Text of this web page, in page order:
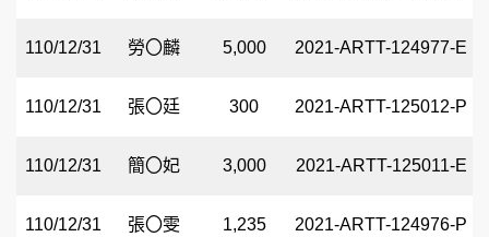
110/12/31 勞〇麟 5,000 2021-ARTT-124977-E
110/12/31 張〇廷 300 2021-ARTT-125012-P
110/12/31 簡〇妃 3,000 2021-ARTT-125011-E
110/12/31 張〇雯 1,235 2021-ARTT-124976-P